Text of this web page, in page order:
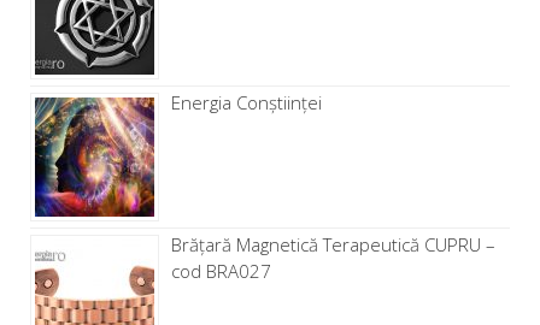
Energia Conștiinței
Brăţară Magnetică Terapeutică CUPRU –
cod BRA027